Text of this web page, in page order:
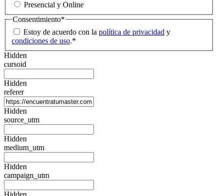
Presencial y Online
Consentimiento*
Estoy de acuerdo con la política de privacidad y
condiciones de uso.*
Hidden
cursoid
Hidden
referer
Hidden
source_utm
Hidden
medium_utm
Hidden
campaign_utm
Hidden